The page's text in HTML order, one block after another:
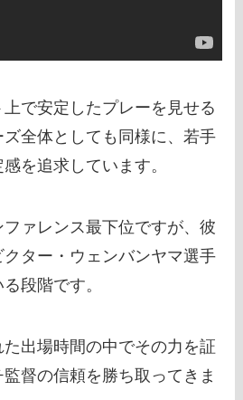
で安定したプレーを見せる
全体としても同様に、若手
を追求しています。
ァレンス最下位ですが、彼
ター・ウェンバンヤマ選手
段階です。
出場時間の中でその力を証
督の信頼を勝ち取ってきま